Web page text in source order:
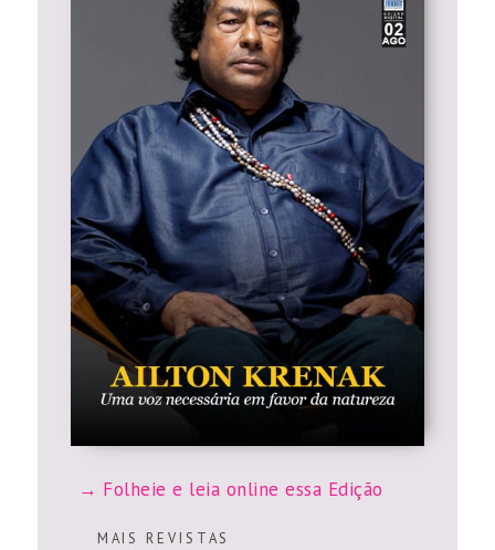
Folheie e leia online essa Edição
M A I S R E V I S T A S